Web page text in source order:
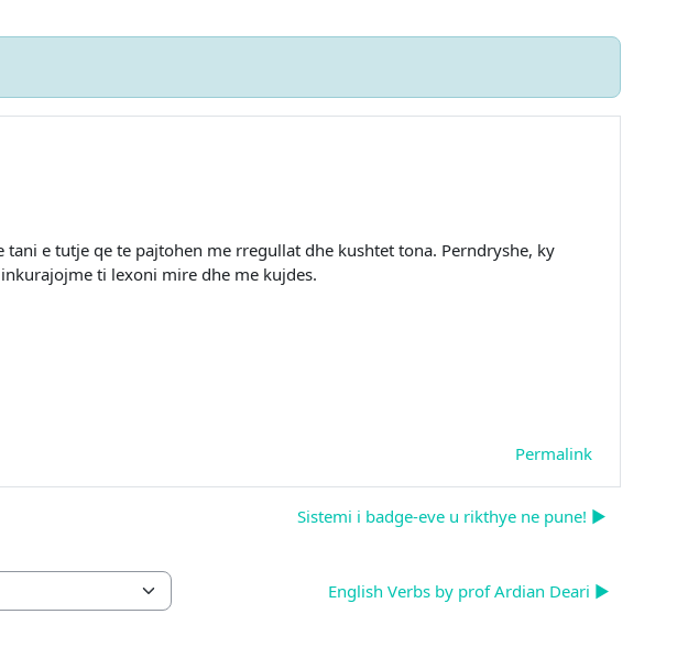
e tutje qe te pajtohen me rregullat dhe kushtet tona. Perndryshe, ky
ti lexoni mire dhe me kujdes.
Permalink
Sistemi i badge-eve u rikthye ne pune! ▶︎
English Verbs by prof Ardian Deari ▶︎